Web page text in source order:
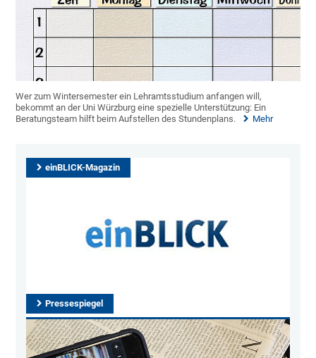
Wer zum Wintersemester ein Lehramtsstudium anfangen will,
bekommt an der Uni Würzburg eine spezielle Unterstützung: Ein
Beratungsteam hilft beim Aufstellen des Stundenplans.
Mehr
einBLICK-Magazin
Pressespiegel